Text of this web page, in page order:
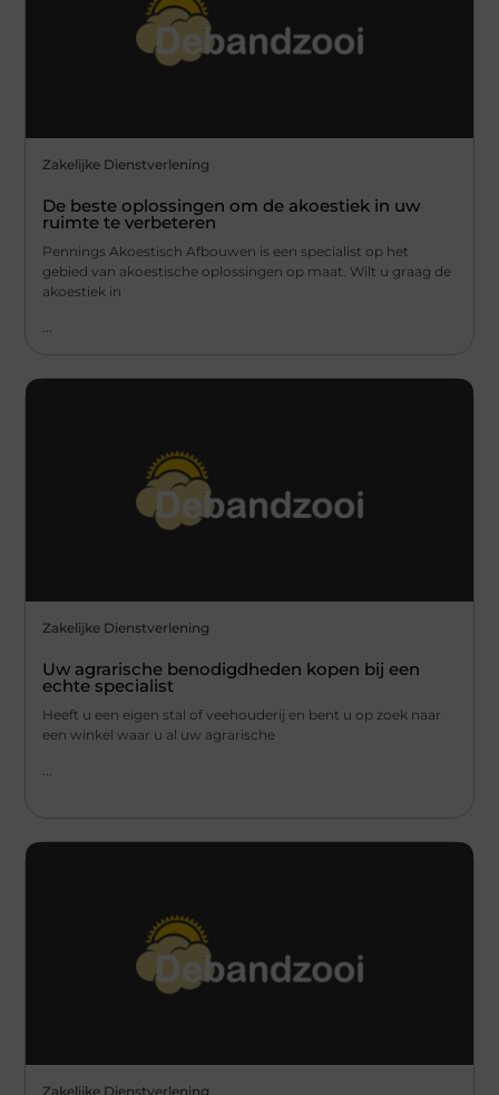
Zakelijke Dienstverlening
De beste oplossingen om de akoestiek in uw
ruimte te verbeteren
Pennings Akoestisch Afbouwen is een specialist op het
gebied van akoestische oplossingen op maat. Wilt u graag de
akoestiek in
Zakelijke Dienstverlening
Uw agrarische benodigdheden kopen bij een
echte specialist
Heeft u een eigen stal of veehouderij en bent u op zoek naar
een winkel waar u al uw agrarische
...
Zakelijke Dienstverlening